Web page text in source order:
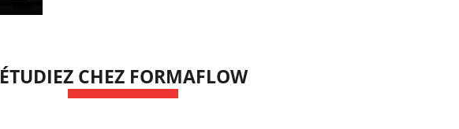
ÉTUDIEZ CHEZ FORMAFLOW